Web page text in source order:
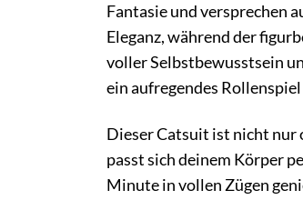
Fantasie und versprechen
Eleganz, während der
voller Selbstbewusstsein
ein aufregendes
Dieser Catsuit ist nicht nur
passt sich deinem Körper
Minute in vollen Zügen